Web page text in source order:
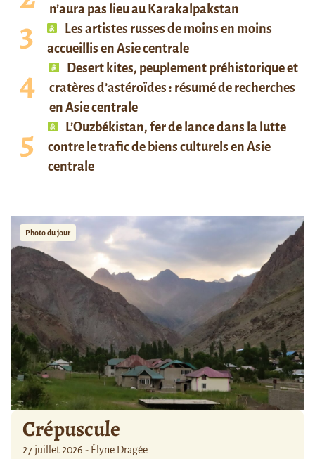
n’aura pas lieu au Karakalpakstan
Les artistes russes de moins en moins
accueillis en Asie centrale
Desert kites, peuplement préhistorique et
cratères d’astéroïdes : résumé de recherches
en Asie centrale
L’Ouzbékistan, fer de lance dans la lutte
contre le trafic de biens culturels en Asie
centrale
Photo du jour
Crépuscule
27 juillet 2026 - Élyne Dragée